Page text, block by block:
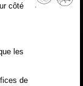
côté
les
de